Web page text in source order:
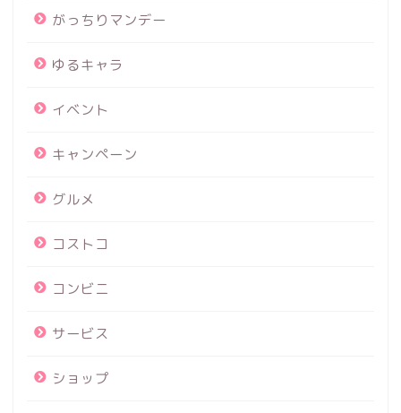
がっちりマンデー
ゆるキャラ
イベント
キャンペーン
グルメ
コストコ
コンビニ
サービス
ショップ